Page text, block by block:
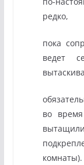
редко,
пока
ведет
во
комнаты).